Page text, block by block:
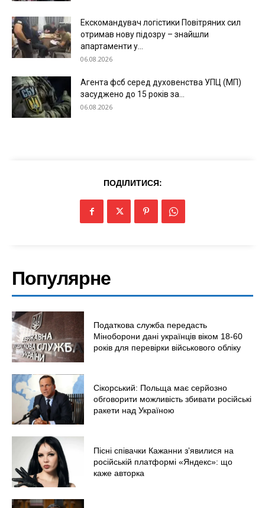
Меню
Екскомандувач логістики Повітряних сил
отримав нову підозру – знайшли
апартаменти у...
06.08.2026
Агента фсб серед духовенства УПЦ (МП)
засуджено до 15 років за...
06.08.2026
ПОДІЛИТИСЯ:
Популярне
Податкова служба передасть
Міноборони дані українців віком 18-60
років для перевірки військового обліку
Сікорський: Польща має серйозно
обговорити можливість збивати російські
ракети над Україною
Пісні співачки Кажанни зʼявилися на
російській платформі «Яндекс»: що
каже авторка